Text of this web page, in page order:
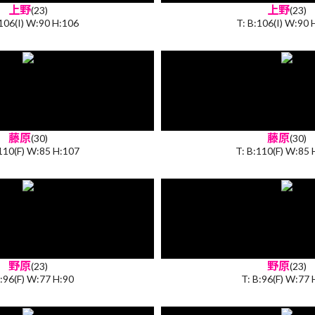
上野(23)
W:90 H:106
上野(23)
T: B:106(I) W:90
藤原(30)
W:85 H:107
藤原(30)
T: B:110(F) W:85
野原(23)
W:77 H:90
野原(23)
T: B:96(F) W:77